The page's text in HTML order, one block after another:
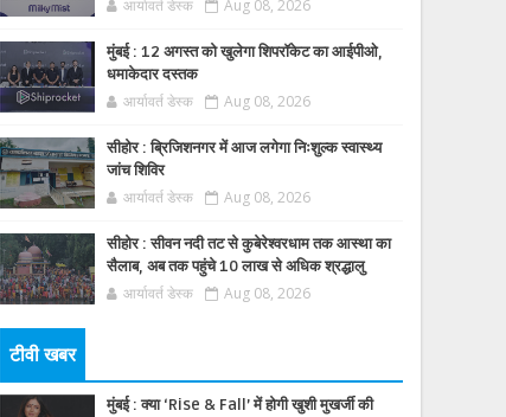
आर्यावर्त डेस्क Aug 08, 2026
मुंबई : 12 अगस्त को खुलेगा शिपरॉकेट का आईपीओ,
धमाकेदार दस्तक
आर्यावर्त डेस्क Aug 08, 2026
सीहोर : ब्रिजिशनगर में आज लगेगा निःशुल्क स्वास्थ्य
जांच शिविर
आर्यावर्त डेस्क Aug 08, 2026
सीहोर : सीवन नदी तट से कुबेरेश्वरधाम तक आस्था का
सैलाब, अब तक पहुंचे 10 लाख से अधिक श्रद्धालु
आर्यावर्त डेस्क Aug 08, 2026
टीवी खबर
मुंबई : क्या ‘Rise & Fall’ में होगी खुशी मुखर्जी की